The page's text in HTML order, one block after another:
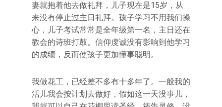
妻就抱着他去做礼拜，儿子现在是15岁，从
来没有停止过主日礼拜。孩子学习不用我们操
心，儿子考试常常是全年级第一名，主日还在
教会的诗班打鼓。信仰虔诚没有影响到他学习
的成绩，反而使孩子更加懂事聪明。
我做花工，已经差不多有十多年了。一般我的
活儿我会按计划去做好，假如这一天没事儿，